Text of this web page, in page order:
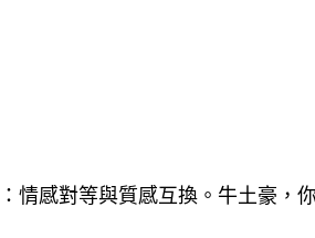
感對等與質感互換。牛土豪，